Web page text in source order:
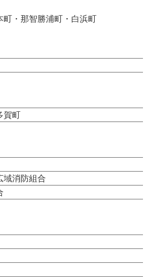
・那智勝浦町・白浜町
賀町
域消防組合